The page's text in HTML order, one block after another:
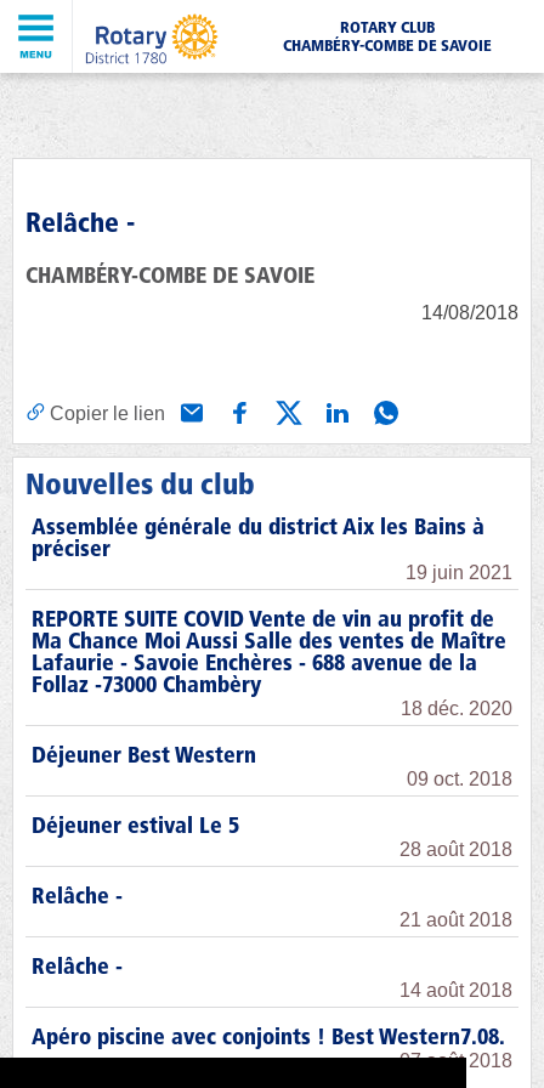
ROTARY CLUB
CHAMBÉRY-COMBE DE SAVOIE
Relâche -
CHAMBÉRY-COMBE DE SAVOIE
14/08/2018
Copier le lien
Nouvelles du club
Assemblée générale du district Aix les Bains à
préciser
19 juin 2021
REPORTE SUITE COVID Vente de vin au profit de
Ma Chance Moi Aussi Salle des ventes de Maître
Lafaurie - Savoie Enchères - 688 avenue de la
Follaz -73000 Chambèry
18 déc. 2020
Déjeuner Best Western
09 oct. 2018
Déjeuner estival Le 5
28 août 2018
Relâche -
21 août 2018
Relâche -
14 août 2018
Apéro piscine avec conjoints ! Best Western7.08.
07 août 2018